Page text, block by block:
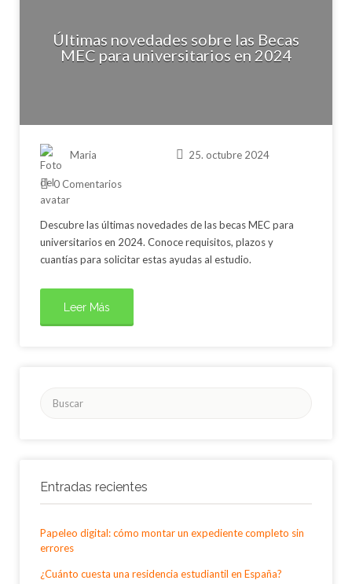
Últimas novedades sobre las Becas
MEC para universitarios en 2024
Maria 25. octubre 2024
0 Comentarios
Descubre las últimas novedades de las becas MEC para
universitarios en 2024. Conoce requisitos, plazos y
cuantías para solicitar estas ayudas al estudio.
Leer Más
Entradas recientes
Papeleo digital: cómo montar un expediente completo sin
errores
¿Cuánto cuesta una residencia estudiantil en España?